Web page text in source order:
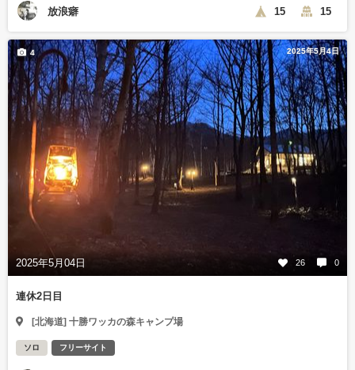
放浪癖 15 15
2025年5月4日
2025年5月04日 26 0
4
連休2日目
[北海道] 十勝ワッカの森キャンプ場
ソロ フリーサイト